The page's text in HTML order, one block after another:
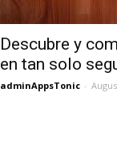
Descubre y
en tan solo
adminAppsTonic -